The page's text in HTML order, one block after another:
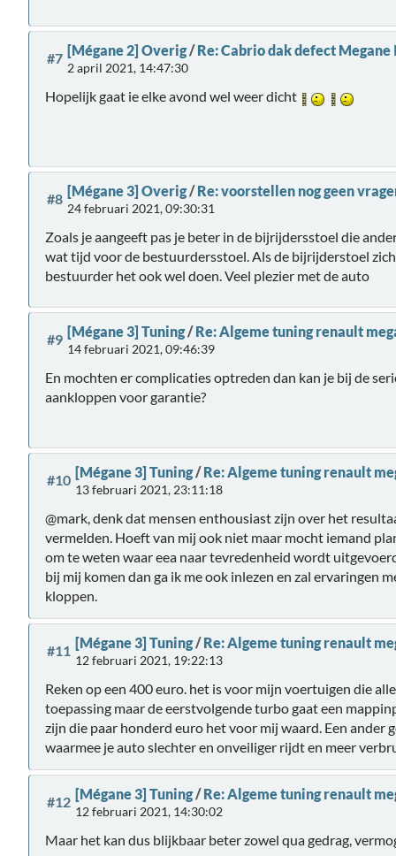
#7 [Mégane 2] Overig/Re: Cabrio dak defect Megane
2 april 2021, 14:47:30
Hopelijk gaat ie elke avond wel weer dicht
#8 [Mégane 3] Overig/Re: voorstellen nog geen
24 februari 2021, 09:30:31
Zoals je aangeeft pas je beter in de bijrijdersstoel die
wat tijd voor de bestuurdersstoel. Als de bijrijderstoel
bestuurder het ook wel doen. Veel plezier met de auto
#9 [Mégane 3] Tuning/Re: Algeme tuning renault
14 februari 2021, 09:46:39
En mochten er complicaties optreden dan kan je bij de
aankloppen voor garantie?
#10 [Mégane 3] Tuning/Re: Algeme tuning renault
13 februari 2021, 23:11:18
@mark, denk dat mensen enthousiast zijn over het
vermelden. Hoeft van mij ook niet maar mocht iemand
om te weten waar eea naar tevredenheid wordt
bij mij komen dan ga ik me ook inlezen en zal ervaringen
kloppen.
#11 [Mégane 3] Tuning/Re: Algeme tuning renault
12 februari 2021, 19:22:13
Reken op een 400 euro. het is voor mijn voertuigen die
toepassing maar de eerstvolgende turbo gaat een
zijn die paar honderd euro het voor mij waard. Een ander
waarmee je auto slechter en onveiliger rijdt en meer
#12 [Mégane 3] Tuning/Re: Algeme tuning renault
12 februari 2021, 14:30:02
Maar het kan dus blijkbaar beter zowel qua gedrag,